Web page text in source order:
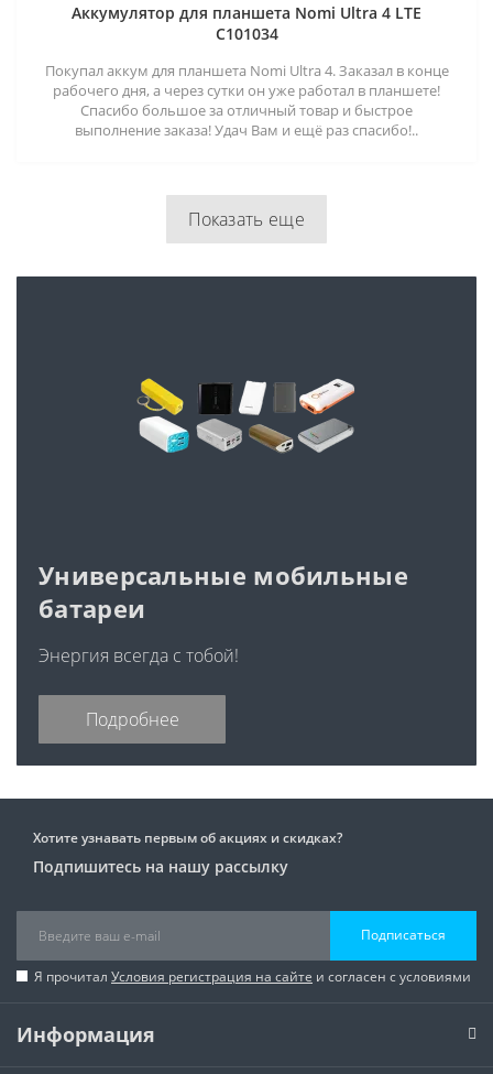
Аккумулятор для планшета Nomi Ultra 4 LTE
C101034
Покупал аккум для планшета Nomi Ultra 4. Заказал в конце
рабочего дня, а через сутки он уже работал в планшете!
Спасибо большое за отличный товар и быстрое
выполнение заказа! Удач Вам и ещё раз спасибо!..
Показать еще
Универсальные мобильные
батареи
Энергия всегда с тобой!
Подробнее
Хотите узнавать первым об акциях и скидках?
Подпишитесь на нашу рассылку
Подписаться
Я прочитал Условия регистрация на сайте и согласен с условиями
Информация